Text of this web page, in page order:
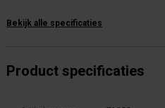
Bekijk alle specificaties
Product specificaties